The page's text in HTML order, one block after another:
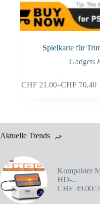
Spielkarte für
Gadgets
CHF21.00–CHF70.40
Aktuelle Trends
Kompakter
HD-...
CHF 39.00